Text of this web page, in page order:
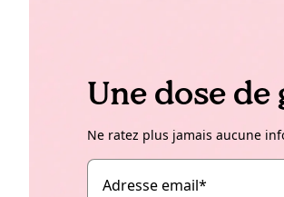
Une dose
Ne ratez plus jamais aucune
Adresse email*